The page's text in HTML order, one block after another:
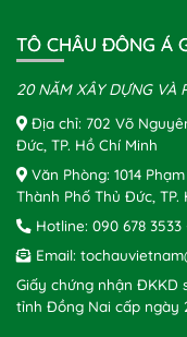
TÔ CHÂU ĐÔNG Á
20 NĂM XÂY DỰNG VÀ
Địa chỉ: 702 Võ
Đức, TP. Hồ Chí Minh
Văn Phòng: 1014
Thành Phố Thủ Đức, TP.
Hotline: 090 678 3533
Email:
Giấy chứng nhận ĐKKD
tỉnh Đồng Nai cấp ngày